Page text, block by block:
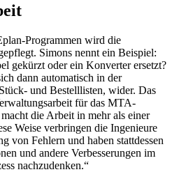
Programmen wird die
Simons nennt ein Beispiel:
gekürzt oder ein Konverter ersetzt?
dann automatisch in der
und Bestelllisten, wider. Das
für das MTA-
die Arbeit in mehr als einer
Weise verbringen die Ingenieure
von Fehlern und haben stattdessen
und andere Verbesserungen im
nachzudenken.“